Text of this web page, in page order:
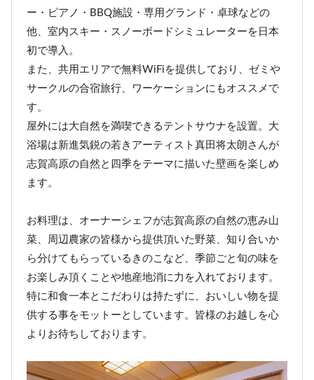
ー・ピアノ・BBQ施設・専用グランド・卓球などの
他、室内スキー・スノーボードシミュレーターを日本
初で導入。
また、共用エリアで無料WiFiを提供しており、ゼミや
サークルの合宿旅行、ワーケーションにもオススメで
す。
屋外には大自然を満喫できるテントサウナを設置。大
浴場は新進気鋭の若きアーティスト真田将太朗さんが
志賀高原の自然と四季をテーマに描いた壁画を楽しめ
ます。
お料理は、オーナーシェフが志賀高原の自然の恵み山
菜、周辺農家の皆様から提供頂いた野菜、知り合いか
ら分けてもらっているきのこなど、季節ごと旬の味を
お楽しみ頂くことや地産地消に力を入れております。
特に和食一本とこだわりは持たずに、おいしい物を提
供する事をモットーとしています。皆様のお越しを心
よりお待ちしております。